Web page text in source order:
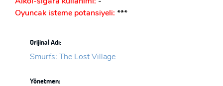
Oyuncak isteme potansiyeli: ***
Orijinal Adı:
Smurfs: The Lost Village
Yönetmen: